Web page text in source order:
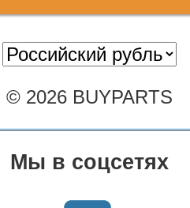
© 2026 BUYPARTS
Мы в соцсетях